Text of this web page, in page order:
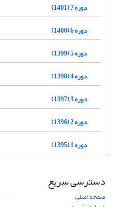
دوره 7 (1401)
دوره 6 (1400)
دوره 5 (1399)
دوره 4 (1398)
دوره 3 (1397)
دوره 2 (1396)
دوره 1 (1395)
دسترسی سریع
صفحه اصلی